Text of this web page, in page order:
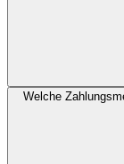
Welche